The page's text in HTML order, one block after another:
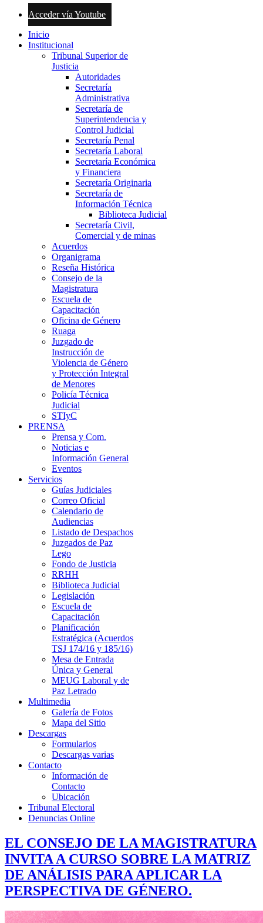
Acceder vía Youtube
Inicio
Institucional
Tribunal Superior de
Justicia
Autoridades
Secretaría
Administrativa
Secretaría de
Superintendencia y
Control Judicial
Secretaría Penal
Secretaría Laboral
Secretaría Económica
y Financiera
Secretaría Originaria
Secretaría de
Información Técnica
Biblioteca Judicial
Secretaría Civil,
Comercial y de minas
Acuerdos
Organigrama
Reseña Histórica
Consejo de la
Magistratura
Escuela de
Capacitación
Oficina de Género
Ruaga
Juzgado de
Instrucción de
Violencia de Género
y Protección Integral
de Menores
Policía Técnica
Judicial
STIyC
PRENSA
Prensa y Com.
Noticias e
Información General
Eventos
Servicios
Guías Judiciales
Correo Oficial
Calendario de
Audiencias
Listado de Despachos
Juzgados de Paz
Lego
Fondo de Justicia
RRHH
Biblioteca Judicial
Legislación
Escuela de
Capacitación
Planificación
Estratégica (Acuerdos
TSJ 174/16 y 185/16)
Mesa de Entrada
Única y General
MEUG Laboral y de
Paz Letrado
Multimedia
Galería de Fotos
Mapa del Sitio
Descargas
Formularios
Descargas varias
Contacto
Información de
Contacto
Ubicación
Tribunal Electoral
Denuncias Online
EL CONSEJO DE LA MAGISTRATURA
INVITA A CURSO SOBRE LA MATRIZ
DE ANÁLISIS PARA APLICAR LA
PERSPECTIVA DE GÉNERO.